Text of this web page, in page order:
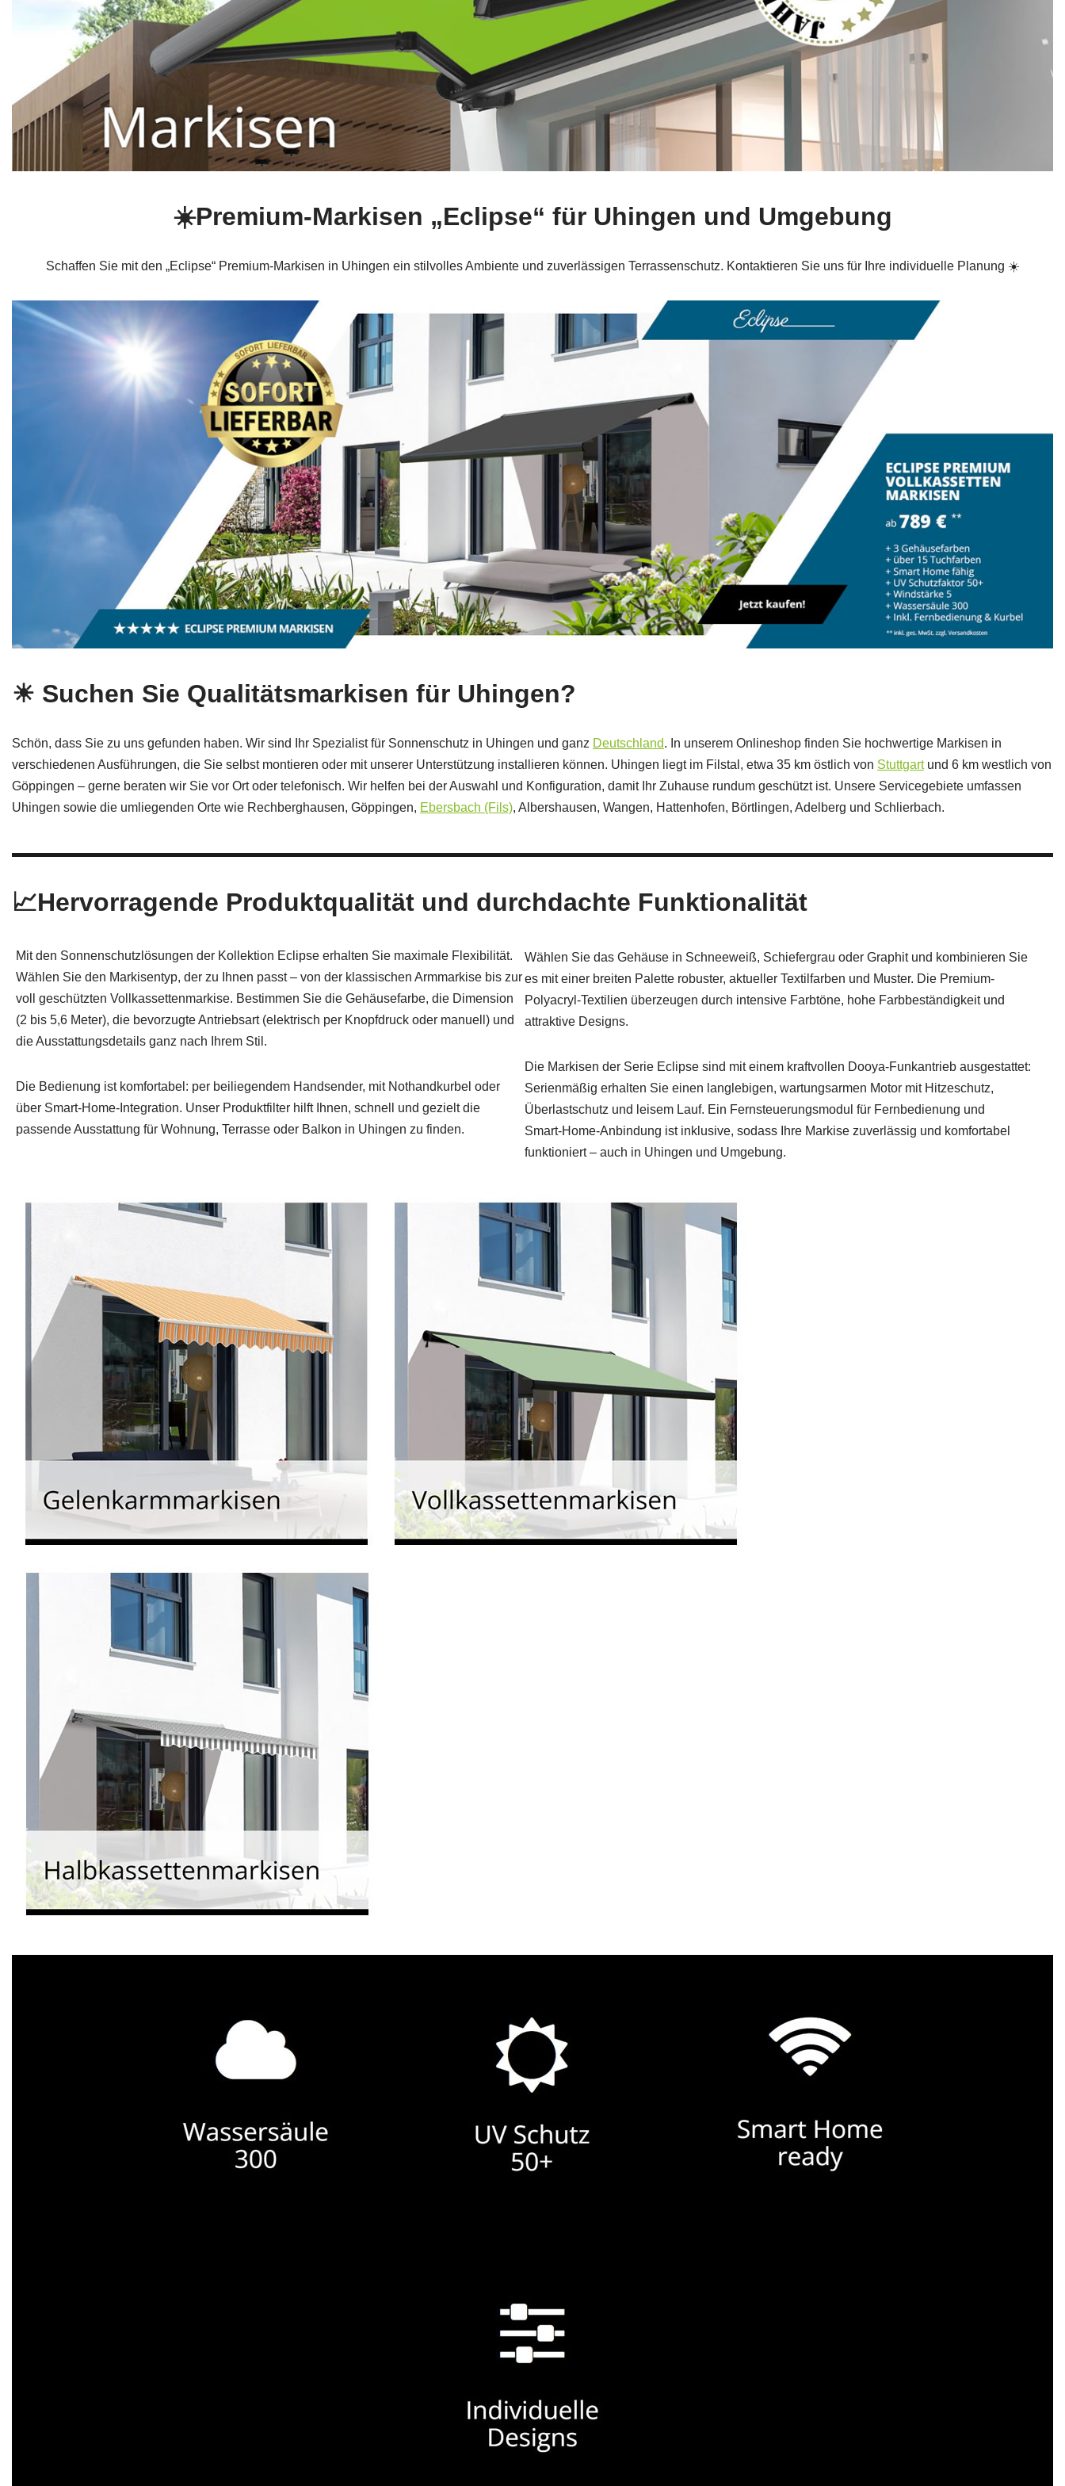
☀️Premium-Markisen „Eclipse“ für Uhingen und Umgebung
Schaffen Sie mit den „Eclipse“ Premium-Markisen in Uhingen ein stilvolles Ambiente und zuverlässigen Terrassenschutz. Kontaktieren Sie uns für Ihre individuelle Planung ☀️
☀ Suchen Sie Qualitätsmarkisen für Uhingen?
Schön, dass Sie zu uns gefunden haben. Wir sind Ihr Spezialist für Sonnenschutz in Uhingen und ganz Deutschland. In unserem Onlineshop finden Sie hochwertige Markisen in
verschiedenen Ausführungen, die Sie selbst montieren oder mit unserer Unterstützung installieren können. Uhingen liegt im Filstal, etwa 35 km östlich von Stuttgartund 6 km westlich von
Göppingen – gerne beraten wir Sie vor Ort oder telefonisch. Wir helfen bei der Auswahl und Konfiguration, damit Ihr Zuhause rundum geschützt ist. Unsere Servicegebiete umfassen
Uhingen sowie die umliegenden Orte wie Rechberghausen, Göppingen, Ebersbach (Fils), Albershausen, Wangen, Hattenhofen, Börtlingen, Adelberg und Schlierbach.
📈Hervorragende Produktqualität und durchdachte Funktionalität
Mit den Sonnenschutzlösungen der Kollektion Eclipse erhalten Sie maximale Flexibilität.
Wählen Sie den Markisentyp, der zu Ihnen passt – von der klassischen Armmarkise bis zur
voll geschützten Vollkassettenmarkise. Bestimmen Sie die Gehäusefarbe, die Dimension
(2 bis 5,6 Meter), die bevorzugte Antriebsart (elektrisch per Knopfdruck oder manuell) und
die Ausstattungsdetails ganz nach Ihrem Stil.
Die Bedienung ist komfortabel: per beiliegendem Handsender, mit Nothandkurbel oder
über Smart‑Home‑Integration. Unser Produktfilter hilft Ihnen, schnell und gezielt die
passende Ausstattung für Wohnung, Terrasse oder Balkon in Uhingen zu finden.
Wählen Sie das Gehäuse in Schneeweiß, Schiefergrau oder Graphit und kombinieren Sie
es mit einer breiten Palette robuster, aktueller Textilfarben und Muster. Die Premium-
Polyacryl-Textilien überzeugen durch intensive Farbtöne, hohe Farbbeständigkeit und
attraktive Designs.
Die Markisen der Serie Eclipse sind mit einem kraftvollen Dooya-Funkantrieb ausgestattet:
Serienmäßig erhalten Sie einen langlebigen, wartungsarmen Motor mit Hitzeschutz,
Überlastschutz und leisem Lauf. Ein Fernsteuerungsmodul für Fernbedienung und
Smart‑Home‑Anbindung ist inklusive, sodass Ihre Markise zuverlässig und komfortabel
funktioniert – auch in Uhingen und Umgebung.